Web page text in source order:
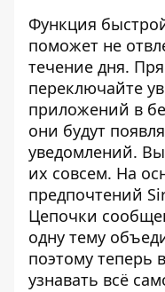
Функция
поможет не
течение дня.
переключайте
приложений в
они будут
уведомлений.
их совсем. На
предпочтений
Цепочки
одну тему
поэтому
узнавать всё